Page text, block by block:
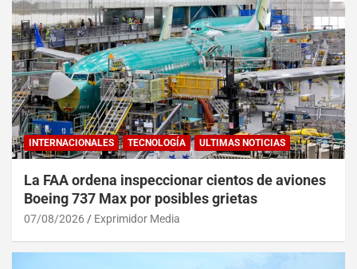
INTERNACIONALES TECNOLOGÍA ULTIMAS NOTICIAS
La FAA ordena inspeccionar cientos de aviones
Boeing 737 Max por posibles grietas
07/08/2026 Exprimidor Media